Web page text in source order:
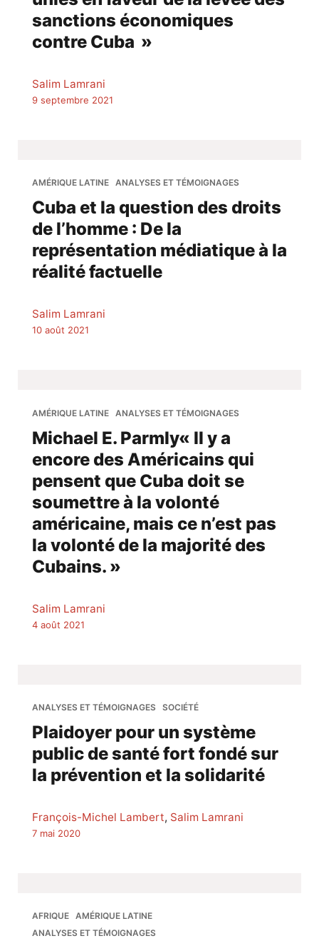
sanctions économiques
contre Cuba »
Salim Lamrani
9 septembre 2021
AMÉRIQUE LATINE ANALYSES ET TÉMOIGNAGES
Cuba et la question des droits
de l’homme : De la
représentation médiatique à la
réalité factuelle
Salim Lamrani
10 août 2021
AMÉRIQUE LATINE ANALYSES ET TÉMOIGNAGES
Michael E. Parmly« Il y a
encore des Américains qui
pensent que Cuba doit se
soumettre à la volonté
américaine, mais ce n’est pas
la volonté de la majorité des
Cubains. »
Salim Lamrani
4 août 2021
ANALYSES ET TÉMOIGNAGES SOCIÉTÉ
Plaidoyer pour un système
public de santé fort fondé sur
la prévention et la solidarité
François-Michel Lambert, Salim Lamrani
7 mai 2020
AFRIQUE AMÉRIQUE LATINE
ANALYSES ET TÉMOIGNAGES